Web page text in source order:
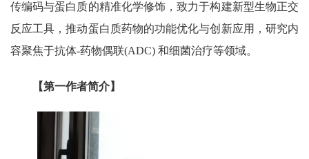
传编码与蛋白质的精准化学修饰，致力于构建新型生物正交
反应工具，推动蛋白质药物的功能优化与创新应用，研究内
容聚焦于抗体-药物偶联(ADC) 和细菌治疗等领域。
【第一作者简介】